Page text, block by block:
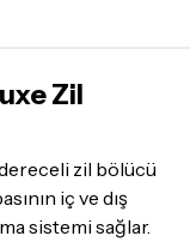
Zil
zil bölücü
iç ve dış
sistemi sağlar.